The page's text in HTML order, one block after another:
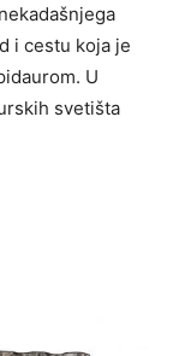
i cestu koja je
U
svetišta